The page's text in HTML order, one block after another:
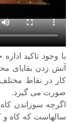
با وجود تاکید
آتش زدن بقایای
کار در نقاط
صورت می گیرد.
اگرچه سوزاندن
سالهاست که کاه